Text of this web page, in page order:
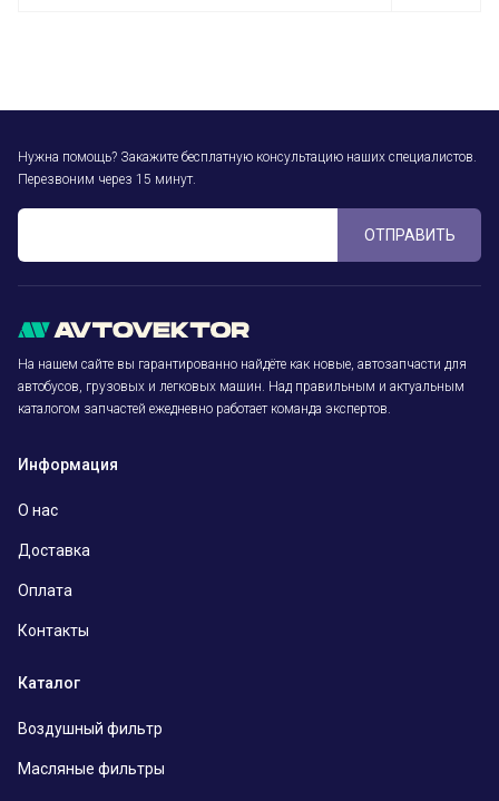
Нужна помощь? Закажите бесплатную консультацию наших специалистов.
Перезвоним через 15 минут.
ОТПРАВИТЬ
На нашем сайте вы гарантированно найдёте как новые, автозапчасти для
автобусов, грузовых и легковых машин. Над правильным и актуальным
каталогом запчастей ежедневно работает команда экспертов.
Информация
О нас
Доставка
Оплата
Контакты
Каталог
Воздушный фильтр
Масляные фильтры